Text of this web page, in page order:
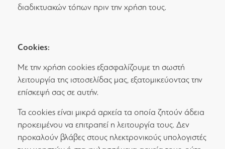
διαδικτυακών τόπων πριν την χρήση τους.
Cookies:
Με την χρήση cookies εξασφαλίζουμε τη σωστή
λειτουργία της ιστοσελίδας μας, εξατομικεύοντας την
επίσκεψή σας σε αυτήν.
Τα cookies είναι μικρά αρχεία τα οποία ζητούν άδεια
προκειμένου να επιτραπεί η λειτουργία τους. Δεν
προκαλούν βλάβες στους ηλεκτρονικούς υπολογιστές